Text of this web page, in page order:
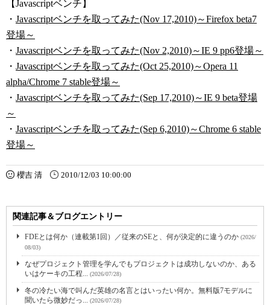
【Javascriptベンチ】
・ Javascriptベンチを取ってみた(Nov 17,2010)～Firefox beta7
登場～
・ Javascriptベンチを取ってみた(Nov 2,2010)～IE 9 pp6登場～
・ Javascriptベンチを取ってみた(Oct 25,2010)～Opera 11
alpha/Chrome 7 stable登場～
・ Javascriptベンチを取ってみた(Sep 17,2010)～IE 9 beta登場
～
・ Javascriptベンチを取ってみた(Sep 6,2010)～Chrome 6 stable
登場～
櫻吉 清 2010/12/03 10:00:00
関連記事＆ブログエントリー
FDEとは何か（連載第1回）／従来のSEと、何が決定的に違うのか (2026/
08/03)
なぜプロジェクト管理を学んでもプロジェクトは成功しないのか、ある
いはケーキの工程... (2026/07/28)
冬の冷たい海で叫んだ英雄の名言とはいったい何か。無料版7モデルに
聞いたら微妙だっ... (2026/07/28)